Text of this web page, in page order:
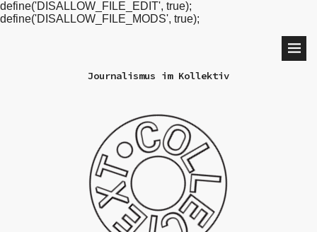
define('DISALLOW_FILE_EDIT', true);
define('DISALLOW_FILE_MODS', true);
Journalismus im Kollektiv